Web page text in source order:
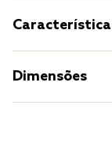
Dimensões